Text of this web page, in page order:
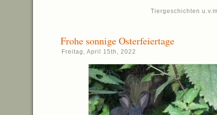
Tiergeschichten
Frohe sonnige Osterfeiertage
Freitag, April 15th, 2022